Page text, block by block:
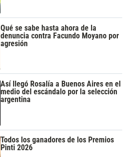
Qué se sabe hasta ahora de la
denuncia contra Facundo Moyano por
agresión
Así llegó Rosalía a Buenos Aires en el
medio del escándalo por la selección
argentina
Todos los ganadores de los Premios
Pinti 2026